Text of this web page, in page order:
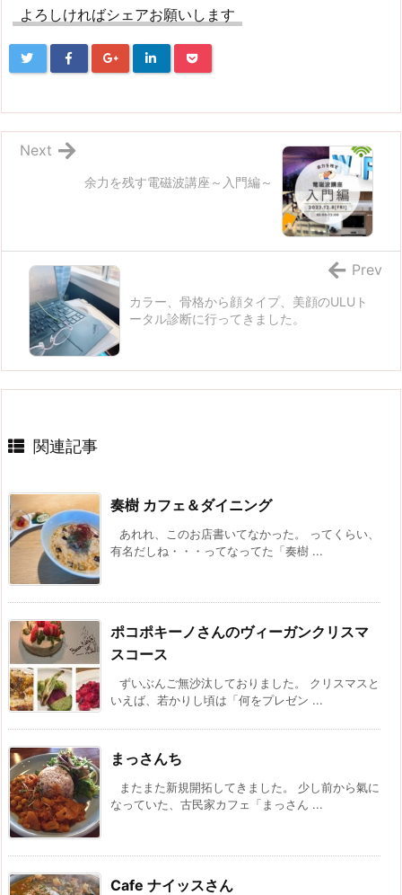
よろしければシェアお願いします
余力を残す電磁波講座～入門編～
Next
カラー、骨格から顔タイプ、美顔のULUト
ータル診断に行ってきました。
Prev
関連記事
奏樹 カフェ＆ダイニング
あれれ、このお店書いてなかった。 ってくらい、
有名だしね・・・ってなってた「奏樹 ...
ポコポキーノさんのヴィーガンクリスマ
スコース
ずいぶんご無沙汰しておりました。 クリスマスと
いえば、若かりし頃は「何をプレゼン ...
まっさんち
またまた新規開拓してきました。 少し前から氣に
なっていた、古民家カフェ「まっさん ...
Cafe ナイッスさん